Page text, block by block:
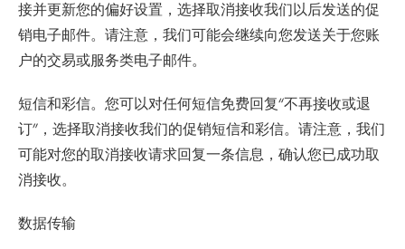
接并更新您的偏好设置，选择取消接收我们以后发送的促
销电子邮件。请注意，我们可能会继续向您发送关于您账
户的交易或服务类电子邮件。
短信和彩信。您可以对任何短信免费回复“不再接收或退
订”，选择取消接收我们的促销短信和彩信。请注意，我们
可能对您的取消接收请求回复一条信息，确认您已成功取
消接收。
数据传输